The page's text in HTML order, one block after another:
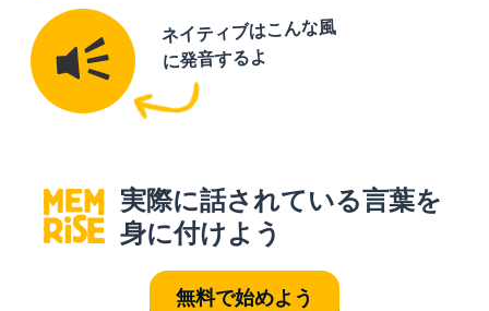
ネイティブはこんな風
に発音するよ
実際に話されている言葉を
身に付けよう
無料で始めよう